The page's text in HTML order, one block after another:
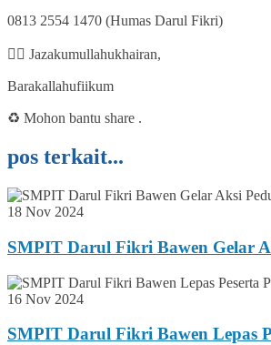
0813 2554 1470 (Humas Darul Fikri)
👍🏽 Jazakumullahukhairan,
Barakallahufiikum
♻️ Mohon bantu share .
pos terkait...
18 Nov 2024
SMPIT Darul Fikri Bawen Gelar
16 Nov 2024
SMPIT Darul Fikri Bawen Lepas